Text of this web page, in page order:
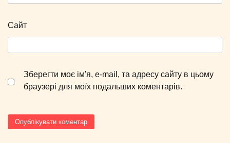
Сайт
Зберегти моє ім'я, e-mail, та адресу сайту в цьому
браузері для моїх подальших коментарів.